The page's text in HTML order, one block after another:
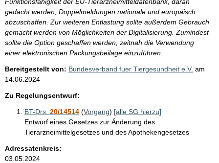
gedacht werden, Doppelmeldungen nationale und europäisch
abzuschaffen. Zur weiteren Entlastung sollte außerdem Gebrauch
gemacht werden von Möglichkeiten der Digitalisierung. Zumindest
sollte die Option geschaffen werden, zeitnah die Verwendung
einer elektronischen Packungsbeilage einzuführen.
Bereitgestellt von: Bundesverband fuer Tiergesundheit e.V. am
14.06.2024
Zu Regelungsentwurf:
BT-Drs. 20/14514 (Vorgang) [alle SG hierzu]
Entwurf eines Gesetzes zur Änderung des
Tierarzneimittelgesetzes und des Apothekengesetzes
Adressatenkreis:
03.05.2024